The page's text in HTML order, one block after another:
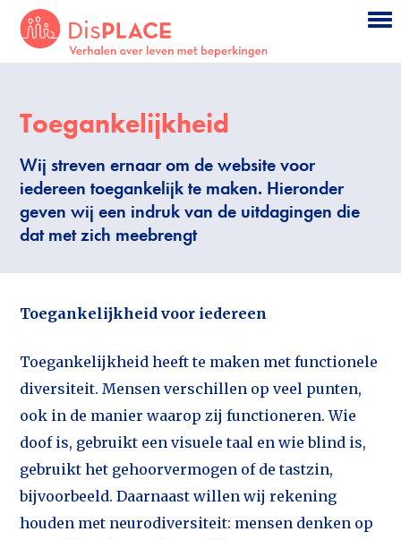
Ga terug naar de homepagina
Toegankelijkheid
Wij streven ernaar om de website voor
iedereen toegankelijk te maken. Hieronder
geven wij een indruk van de uitdagingen die
dat met zich meebrengt
Toegankelijkheid voor iedereen
Toegankelijkheid heeft te maken met functionele
diversiteit. Mensen verschillen op veel punten,
ook in de manier waarop zij functioneren. Wie
doof is, gebruikt een visuele taal en wie blind is,
gebruikt het gehoorvermogen of de tastzin,
bijvoorbeeld. Daarnaast willen wij rekening
houden met neurodiversiteit: mensen denken op